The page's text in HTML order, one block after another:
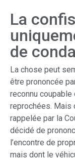
La
de
La chose peut
être prononcée
reconnu
reprochées. Mais
rappelée par la
décidé de
l’encontre de
mais dont le